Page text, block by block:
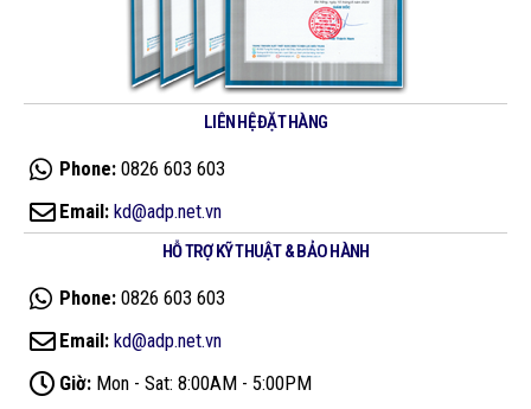
LIÊN HỆ ĐẶT HÀNG
Phone: 0826 603 603
Email: kd@adp.net.vn
HỖ TRỢ KỸ THUẬT & BẢO HÀNH
Phone: 0826 603 603
Email: kd@adp.net.vn
Giờ: Mon - Sat: 8:00AM - 5:00PM